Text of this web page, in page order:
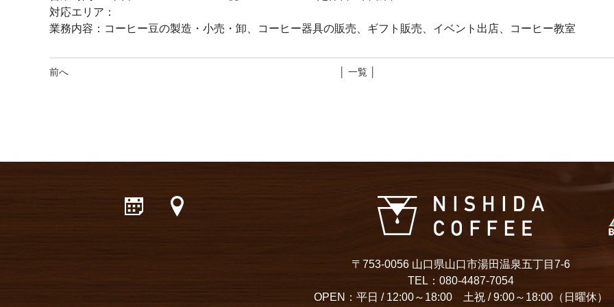
対応エリア：
業務内容：コーヒー豆の製造・小売・卸、コーヒー器具の販売、ギフト販売、イベント出店、コーヒー教室
前へ │ 一覧 │
〒753-0056 山口県山口市湯田温泉五丁目7-6
TEL：080-4487-7054
OPEN：平日 / 12:00～18:00 土祝 / 9:00～18:00（日曜休）